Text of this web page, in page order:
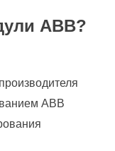
ABB?
ABB